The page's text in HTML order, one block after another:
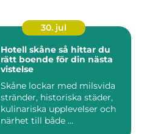
30. jul
Hotell skåne så hittar du
rätt boende för din nästa
vistelse
Skåne lockar med milsvida
stränder, historiska städer,
kulinariska upplevelser och
närhet till både ...